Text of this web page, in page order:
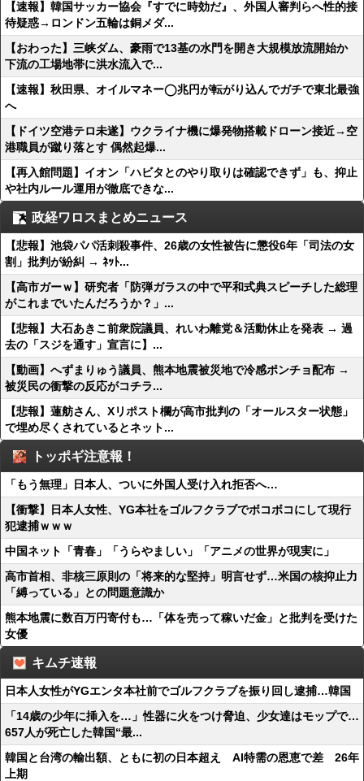
【速報】韓国サッカー協会『すでに時効だ』、外国人審判らへ性的接
待疑惑→ロンドン五輪は銅メダ...
【おわった】三峡ダム、豪雨で13基の水門を開き大規模放流開始か
下流の工場地帯に洪水流入で...
【速報】秋田県、オイルマネー◯兆円が転がり込んでガチで東北最強
へ
【ドイツ空港テロ未遂】ウクライナ機に爆発物搭載ドローン接近→空
港職員が蹴り落とす 偶然起爆...
【再入館問題】イオン「ハビタとのやり取りは確認できず」も、抑止
や社内ルール運用が徹底できな...
政経ワロスまとめニュース
【悲報】池袋パパ活刺殺事件、26歳の女性被告に懲役6年「司法の女
割」批判が紛糾 → ﾈｯﾄ...
【高市ガーｗ】研究者「防弾ガラスの中で平和式典スピーチした総理
がこれまでいたんだろうか？」...
【悲報】大石あきこ前衆院議員、れいわ離党＆活動休止を発表 → 過
去の「スジを通す」宣言に】...
【動画】へずまりゅう議員、熊本地震被災地で冷感ポンチョ配布 →
被災民の衝撃の反応がコチラ...
【悲報】蓮舫さん、Xリポスト欄が高市批判の「オールスター状態」
で埋め尽くされているとネット...
トッポギ注意報！
「もう無理」日本人、ついに外国人受け入れ拒否へ…
【衝撃】日本人女性、YG本社をゴルフクラブでボコボコにして現行
犯逮捕ｗｗｗ
中国ネット「青春」「うらやましい」「アニメの世界が現実に」
高市首相、非核三原則の「将来的な堅持」明言せず…米国の核抑止力
「縛っている」との問題意識か
熊本地震に数百万円寄付も…「体を売って稼いだ金」と批判を受けた
女優
キムチ速報
日本人女性がYGエンタ本社前でゴルフクラブを振り回し逮捕…韓国
「14歳の少年に挿入を…」性器に火をつけ脅迫、少女達はモップで…
657人が死亡した韓国“最...
韓国と台湾の輸出額、ともに初の日本超え AI特需の恩恵で差 26年
上期